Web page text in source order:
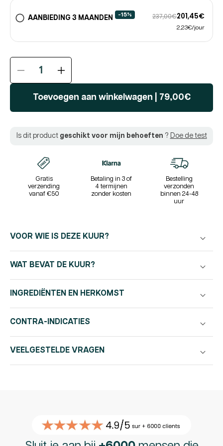
AANBIEDING 3 MAANDEN -15% 237,00€201,45€
2,23€/jour
Toevoegen aan winkelwagen 79,00€
hoeveelheid
van
energie
Vitamine
CoQ10
Omega-
Magnesium
150
capsules
verminderen
De
hoeveelheid
van
energie
Magnesium
150
capsules
verhogen
Is dit productgeschikt voor mijn behoeften ? Doe de test
Gratis
verzending
vanaf €50
Betaling in 3 of
4 termijnen
zonder kosten
Bestelling
verzonden
binnen 24-48
uur
VOOR WIE IS DEZE KUUR?
WAT BEVAT DE KUUR?
INGREDIËNTEN EN HERKOMST
CONTRA-INDICATIES
VEELGESTELDE VRAGEN